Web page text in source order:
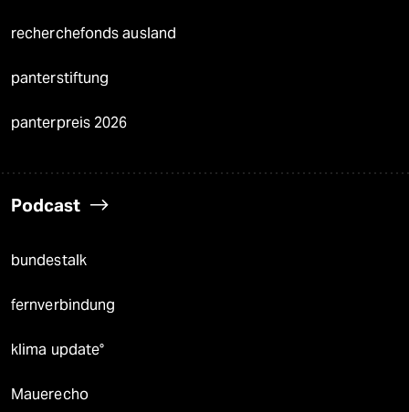
recherchefonds ausland
panterstiftung
panterpreis 2026
Podcast
bundestalk
fernverbindung
klima update°
Mauerecho